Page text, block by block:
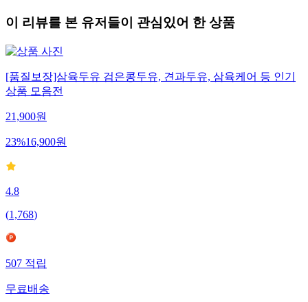
이 리뷰를 본 유저들이 관심있어 한 상품
[품질보장]삼육두유 검은콩두유, 견과두유, 삼육케어 등 인기
상품 모음전
21,900원
23%16,900원
4.8
(1,768)
507 적립
무료배송